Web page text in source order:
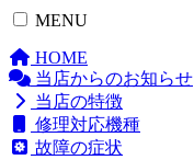
MENU
HOME
当店からのお知らせ
当店の特徴
修理対応機種
故障の症状